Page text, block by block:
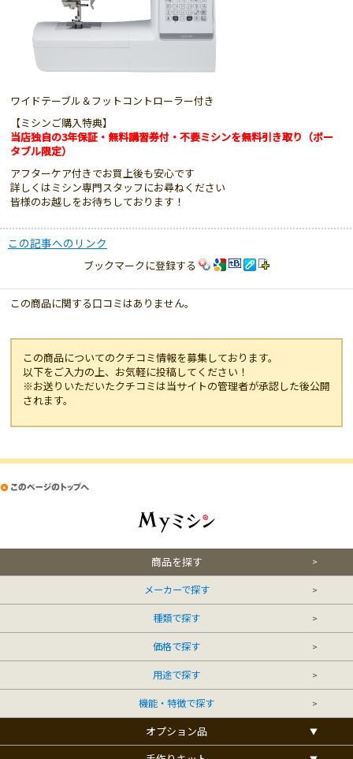
ワイドテーブル＆フットコントローラー付き
【ミシンご購入特典】
当店独自の3年保証・無料講習券付・不要ミシンを無料引き取り（ポー
タブル限定）
アフターケア付きでお買上後も安心です
詳しくはミシン専門スタッフにお尋ねください
皆様のお越しをお待ちしております！
この記事へのリンク
ブックマークに登録する
この商品に関する口コミはありません。
この商品についてのクチコミ情報を募集しております。
以下をご入力の上、お気軽に投稿してください！
※お送りいただいたクチコミは当サイトの管理者が承認した後公開
されます。
商品を探す
メーカーで探す
種類で探す
価格で探す
用途で探す
機能・特徴で探す
オプション品